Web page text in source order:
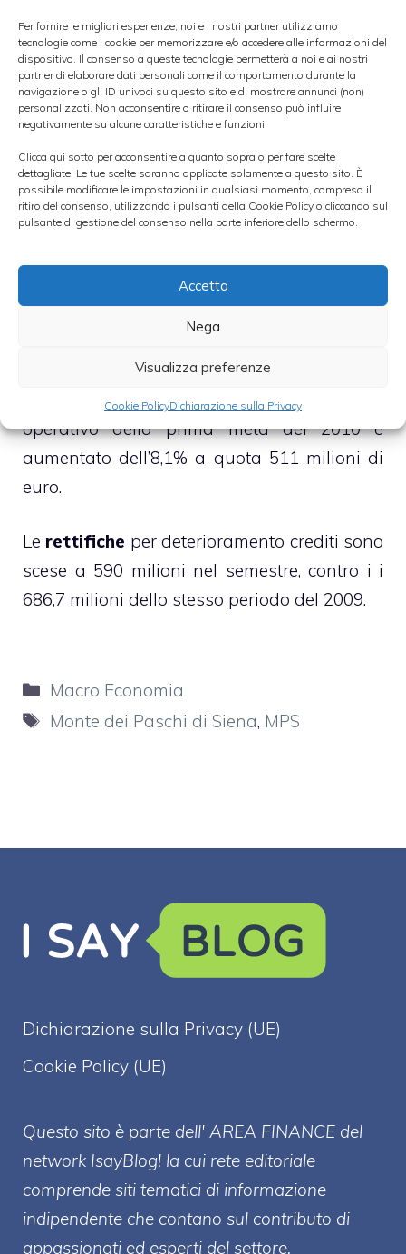
Per fornire le migliori esperienze, noi e i nostri partner utilizziamo
tecnologie come i cookie per memorizzare e/o accedere alle informazioni del
dispositivo. Il consenso a queste tecnologie permetterà a noi e ai nostri
partner di elaborare dati personali come il comportamento durante la
navigazione o gli ID univoci su questo sito e di mostrare annunci (non)
personalizzati. Non acconsentire o ritirare il consenso può influire
negativamente su alcune caratteristiche e funzioni.
Clicca qui sotto per acconsentire a quanto sopra o per fare scelte
dettagliate. Le tue scelte saranno applicate solamente a questo sito. È
possibile modificare le impostazioni in qualsiasi momento, compreso il
ritiro del consenso, utilizzando i pulsanti della Cookie Policy o cliccando sul
pulsante di gestione del consenso nella parte inferiore dello schermo.
Accetta
Nega
Visualizza preferenze
Cookie PolicyDichiarazione sulla Privacy
a quota 110 milioni.
Prendendo in considerazione l’intero
semestre, l’utile netto ha segnato un calo del
essere 318,4 senza la valorizzazione al fair
value delle principali attività e passività
potenziali acquisite.
Gli impieghi sono cresciuti del 7,1% mentre
la raccolta diretta dell’8,8%. Mps ha tagliato i
costi del 3,5% a 1,69 miliardi di euro: il
margine di intermediazione è rimasto stabile
nel semestre a 2,79 miliardi. Il risultato
operativo della prima metà del 2010 è
aumentato dell’8,1% a quota 511 milioni di
euro.
Le rettifiche per deterioramento crediti sono
scese a 590 milioni nel semestre, contro i i
686,7 milioni dello stesso periodo del 2009.
Categorie
Macro Economia
Tag
Monte dei Paschi di Siena, MPS
Dichiarazione sulla Privacy (UE)
Cookie Policy (UE)
Questo sito è parte dell' AREA FINANCE del
network IsayBlog! la cui rete editoriale
comprende siti tematici di informazione
indipendente che contano sul contributo di
appassionati ed esperti del settore.